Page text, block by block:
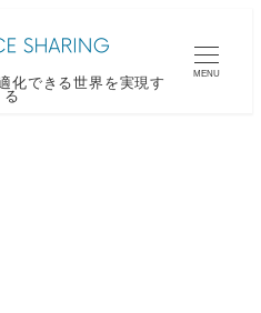
化できる世界を実現す
る
MENU